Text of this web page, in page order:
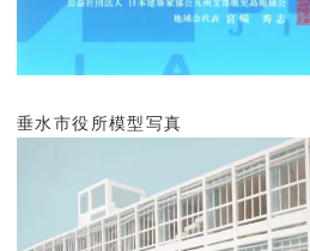
キャンパスライフ
在学生の方へ
鹿児島県立短期大学の基
本方針
垂水市役所模型写真